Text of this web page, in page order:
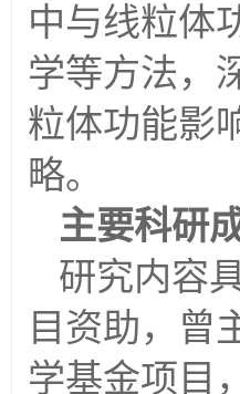
中与线粒体
学等方法，
粒体功能影
略。
主要科研
研究内容
目资助，曾
学基金项目